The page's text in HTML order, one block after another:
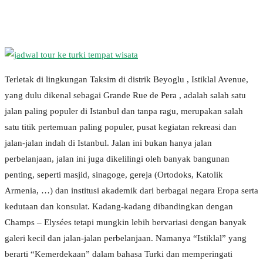
Terletak di lingkungan Taksim di distrik Beyoglu , Istiklal Avenue,
yang dulu dikenal sebagai Grande Rue de Pera , adalah salah satu
jalan paling populer di Istanbul dan tanpa ragu, merupakan salah
satu titik pertemuan paling populer, pusat kegiatan rekreasi dan
jalan-jalan indah di Istanbul. Jalan ini bukan hanya jalan
perbelanjaan, jalan ini juga dikelilingi oleh banyak bangunan
penting, seperti masjid, sinagoge, gereja (Ortodoks, Katolik
Armenia, …) dan institusi akademik dari berbagai negara Eropa serta
kedutaan dan konsulat. Kadang-kadang dibandingkan dengan
Champs – Elysées tetapi mungkin lebih bervariasi dengan banyak
galeri kecil dan jalan-jalan perbelanjaan. Namanya “Istiklal” yang
berarti “Kemerdekaan” dalam bahasa Turki dan memperingati